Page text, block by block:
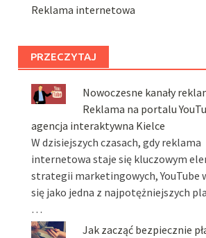
Reklama internetowa
PRZECZYTAJ
Nowoczesne kanały
Reklama na portalu
agencja interaktywna Kielce
W dzisiejszych czasach, gdy reklama
internetowa staje się kluczowym
strategii marketingowych, YouTube
się jako jedna z najpotężniejszych
…
Jak zacząć bezpiecznie